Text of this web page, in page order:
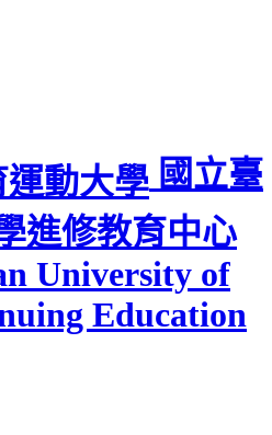
國立臺
進修教育中心
University of
Education